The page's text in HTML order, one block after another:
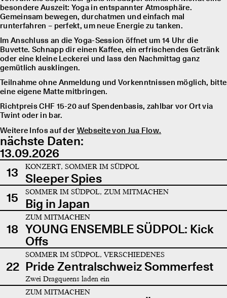
besondere Auszeit: Yoga in entspannter Atmosphäre.
Gemeinsam bewegen, durchatmen und einfach mal
runterfahren – perfekt, um neue Energie zu tanken.
Im Anschluss an die Yoga-Session öffnet um 14 Uhr die
Buvette. Schnapp dir einen Kaffee, ein erfrischendes Getränk
oder eine kleine Leckerei und lass den Nachmittag ganz
gemütlich ausklingen.
Teilnahme ohne Anmeldung und Vorkenntnissen möglich, bitte
eine eigene Matte mitbringen.
Richtpreis CHF 15-20 auf Spendenbasis, zahlbar vor Ort via
Twint oder in bar.
Weitere Infos auf der Webseite von Jua Flow.
nächste Daten:
13.09.2026
13
KONZERT, SOMMER IM SÜDPOL
Sleeper Spies
15
SOMMER IM SÜDPOL, ZUM MITMACHEN
Big in Japan
18
ZUM MITMACHEN
YOUNG ENSEMBLE SÜDPOL: Kick
Offs
22
SOMMER IM SÜDPOL, VERSCHIEDENES
Pride Zentralschweiz Sommerfest
Zwei Dragqueens laden ein
ZUM MITMACHEN